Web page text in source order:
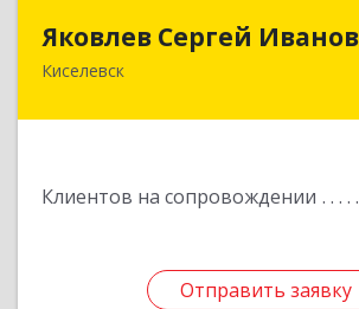
Яковлев Сергей
Киселевск
Клиентов на сопровождении
Отправить заявку
Яковлев Сергей
650002, Кемеровская обл,
Отправить заявку